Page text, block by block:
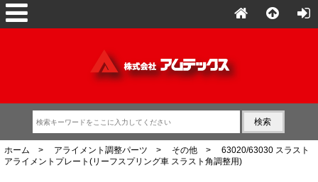
ホーム > アライメント調整パーツ > その他> 63020/63030 スラスト
アライメントプレート(リーフスプリング車 スラスト角調整用)